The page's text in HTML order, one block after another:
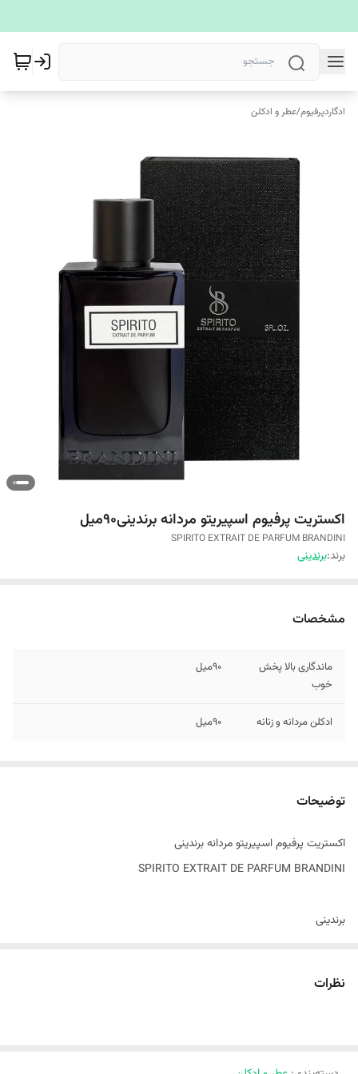
ادگاردپرفیوم/عطر و ادکلن
اکستریت پرفیوم اسپیریتو مردانه برندینی۹۰میل
SPIRITO EXTRAIT DE PARFUM BRANDINI
برند:برندینی
مشخصات
ماندگاری بالا پخش
خوب
۹۰میل
ادکلن مردانه و زنانه ۹۰میل
توضیحات
اکستریت پرفیوم اسپیریتو مردانه برندینی
SPIRITO EXTRAIT DE PARFUM BRANDINI
برندینی
نظرات